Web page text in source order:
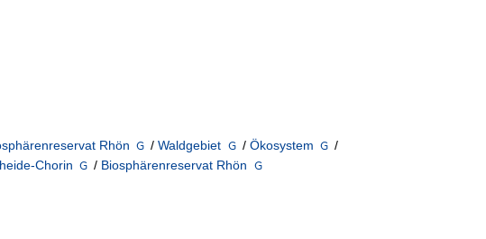
Rhön / Waldgebiet / Ökosystem
/
Chorin / Biosphärenreservat Rhön